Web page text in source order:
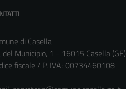
di Casella
del Municipio, 1 - 16015 Casella (GE)
fiscale / P. IVA: 00734460108